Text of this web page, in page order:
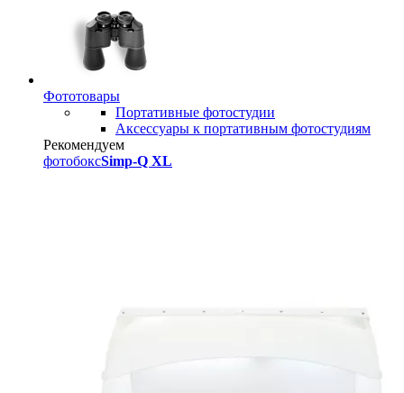
Фототовары
Портативные фотостудии
Аксессуары к портативным фотостудиям
Рекомендуем
фотобоксSimp-Q XL